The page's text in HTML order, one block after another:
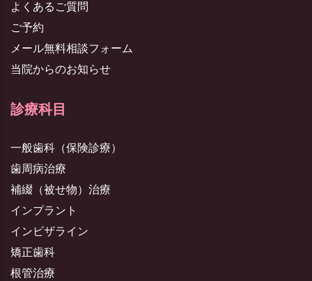
よくあるご質問
ご予約
メール無料相談フォーム
当院からのお知らせ
診療科目
一般歯科（保険診療）
歯周病治療
補綴（被せ物）治療
インプラント
インビザライン
矯正歯科
根管治療